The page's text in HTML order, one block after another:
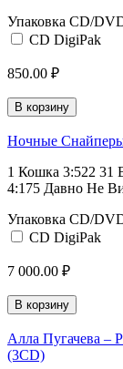
Упаковка CD/
CD DigiPak
850.00 ₽
В корзину
Ночные
1 Кошка 3:522 31
4:175 Давно Не
Упаковка CD/
CD DigiPak
7 000.00 ₽
В корзину
Алла Пугачева ‎–
(3CD)